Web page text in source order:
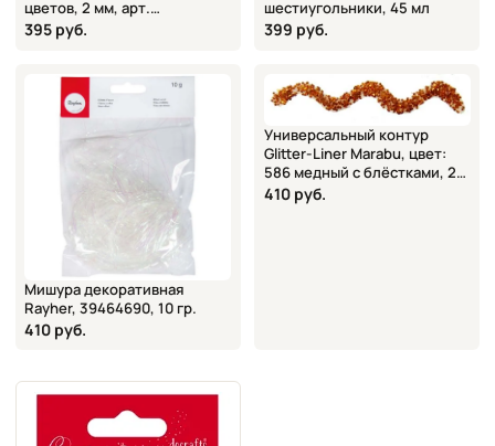
цветов, 2 мм, арт.
ANT3721003, Docrafts
395 руб.
шестиугольники, 45 мл
399 руб.
Мишура декоративная
Rayher, 39464690, 10 гр.
410 руб.
Универсальный контур
Glitter-Liner Marabu, цвет:
586 медный с блёстками, 25
мл
410 руб.